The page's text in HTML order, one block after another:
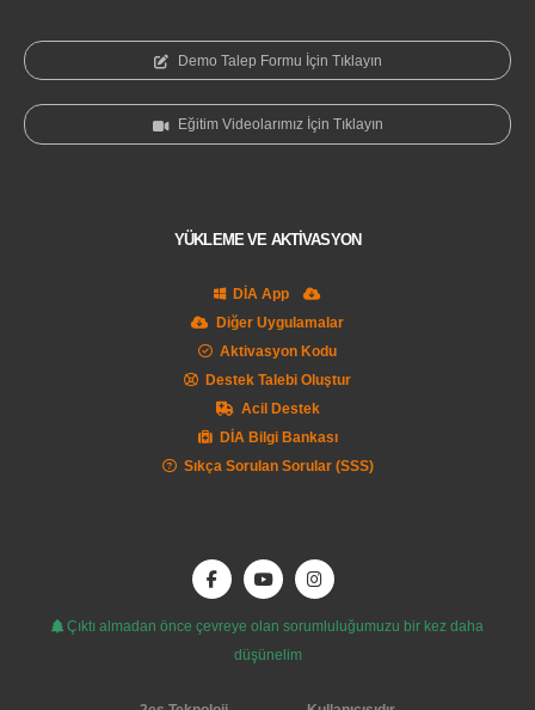
Demo Talep Formu İçin Tıklayın
Eğitim Videolarımız İçin Tıklayın
YÜKLEME VE AKTİVASYON
DİA App
Diğer Uygulamalar
Aktivasyon Kodu
Destek Talebi Oluştur
Acil Destek
DİA Bilgi Bankası
Sıkça Sorulan Sorular (SSS)
Çıktı almadan önce çevreye olan sorumluluğumuzu bir kez daha
düşünelim